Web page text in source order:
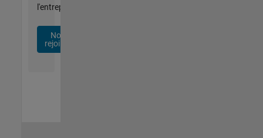
l'entreprise.
Nous
rejoindre